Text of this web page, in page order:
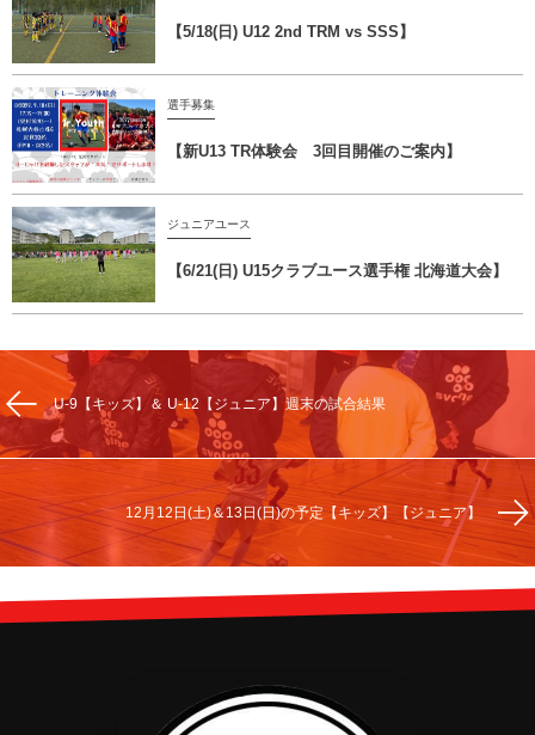
【5/18(日) U12 2nd TRM vs SSS】
選手募集
【新U13 TR体験会 3回目開催のご案内】
ジュニアユース
【6/21(日) U15クラブユース選手権 北海道大会】
U-9【キッズ】＆ U-12【ジュニア】週末の試合結果
12月12日(土)＆13日(日)の予定【キッズ】【ジュニア】